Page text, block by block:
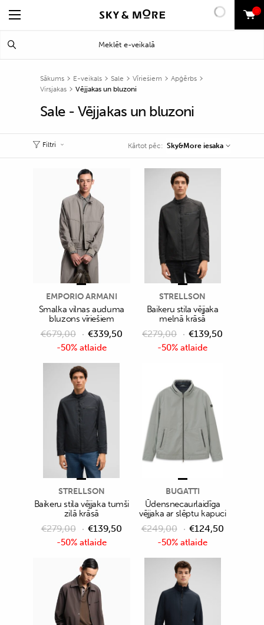
0
Sākums E-veikals Sale Vīriešiem
Apģērbs
Virsjakas
Vējjakas un bluzoni
Sale - Vējjakas un bluzoni
Filtri Kārtot pēc: Sky&More iesaka
-50% atlaide
EMPORIO ARMANI
Smalka vilnas auduma
bluzons vīriešiem
€679,00 €339,50
-50% atlaide
STRELLSON
Baikeru stila vējjaka
melnā krāsā
€279,00 €139,50
-50% atlaide
STRELLSON
Baikeru stila vējjaka tumši
zilā krāsā
€279,00 €139,50
-50% atlaide
BUGATTI
Ūdensnecaurlaidīga
vējjaka ar slēptu kapuci
€249,00 €124,50